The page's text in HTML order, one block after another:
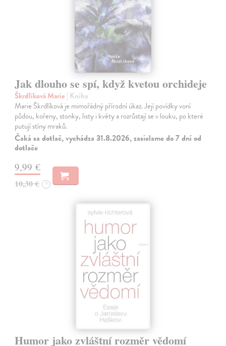
Jak dlouho se spí, když kvetou orchideje
Škrdlíková Marie | Kniha
Marie Škrdlíková je mimořádný přírodní úkaz. Její povídky voní
půdou, kořeny, stonky, listy i květy a rozrůstají se v louku, po které
putují stíny mraků.
Čaká sa dotlač, vychádza 31.8.2026, zasielame do 7 dní od
dotlače
9,99 €
10,30 € ?
Humor jako zvláštní rozměr vědomí